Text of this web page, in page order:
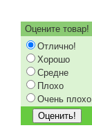
Оцените товар!
Отлично!
Хорошо
Средне
Плохо
Очень плохо